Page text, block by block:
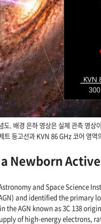
. 배경 은하 영상은 실제 관측 영상
트 등고선과 KVN 86 GHz 코어 영역
Newborn
and Space Science
and identified the primary
the AGN known as 3C 138
of high-energy electrons,